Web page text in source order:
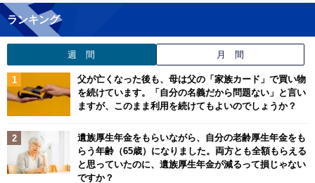
ランキング
週 間 月 間
父が亡くなった後も、母は父の「家族カード」で買い物
を続けています。「自分の名義だから問題ない」と言い
ますが、このまま利用を続けてもよいのでしょうか？
遺族厚生年金をもらいながら、自分の老齢厚生年金をも
らう年齢（65歳）になりました。両方とも全額もらえる
と思っていたのに、遺族厚生年金が減るって損じゃない
ですか？